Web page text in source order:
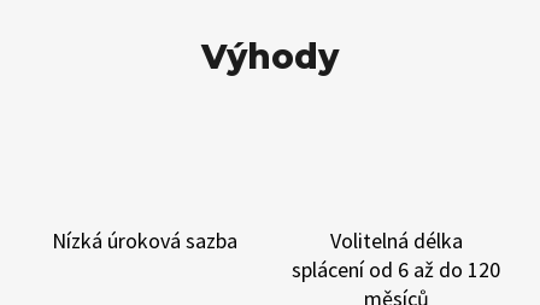
Výhody
Nízká úroková sazba
Volitelná délka
spláceníod 6 až do 120
měsíců